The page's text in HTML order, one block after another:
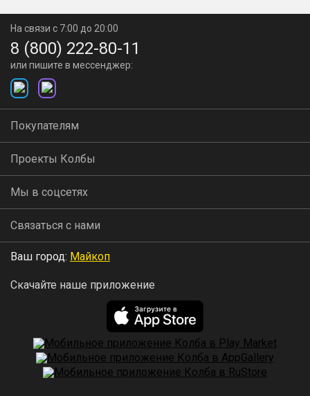
На связи с 7:00 до 20:00
8 (800) 222-80-11
или пишите в мессенджер:
Покупателям
Проекты Колбы
Мы в соцсетях
Связаться с нами
Ваш город: Майкоп
Скачайте наше приложение